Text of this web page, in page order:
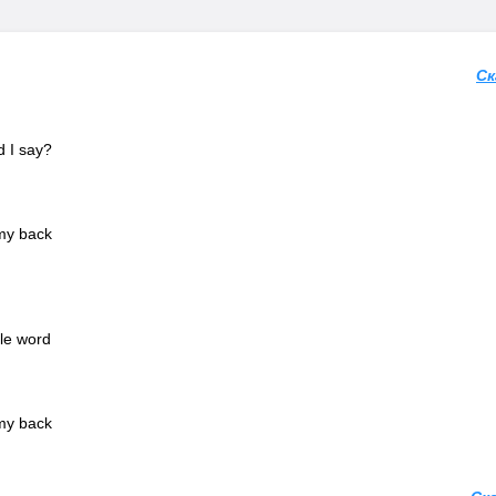
I say?
back
word
back